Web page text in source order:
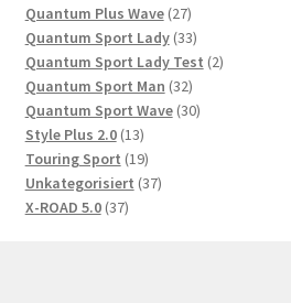
Produkte
Quantum Plus Wave 2727
Produkte
Quantum Sport Lady 3333
Produkte
Quantum Sport Lady Test 22
Quantum Sport Man 3232
Produkte
Quantum Sport Wave 3030
Style Plus 2.0 1313
Produkte
Touring Sport 1919
Produkte
Unkategorisiert 3737
X-ROAD 5.0 3737